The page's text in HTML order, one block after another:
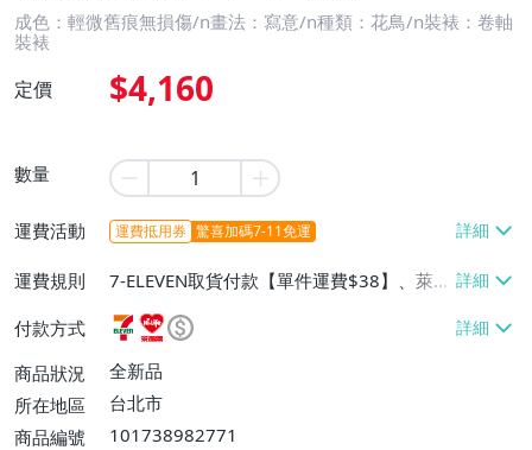
成色：輕微舊痕無損傷/n畫法：寫意/n種類：花鳥/n裝裱：卷軸
裝裱
定價 $4,160
數量
運費活動 運費抵用券 驚喜加碼7-11免運
運費規則
7-ELEVEN取貨付款【單件運費$38】、萊爾
富取貨付款【單件運費$60】、宅配/貨運
【單件運費$130】
付款方式
商品狀況
全新品
所在地區
台北市
商品編號
101738982771